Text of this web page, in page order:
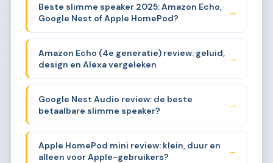
Beste slimme speaker 2025: Amazon Echo,
Google Nest of Apple HomePod?
→
Amazon Echo (4e generatie) review: geluid,
design en Alexa vergeleken
→
Google Nest Audio review: de beste
betaalbare slimme speaker?
→
Apple HomePod mini review: klein, duur en
alleen voor Apple-gebruikers?
→